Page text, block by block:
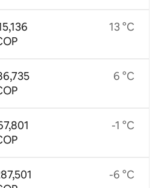
13 °C
6 °C
-1 °C
-6 °C